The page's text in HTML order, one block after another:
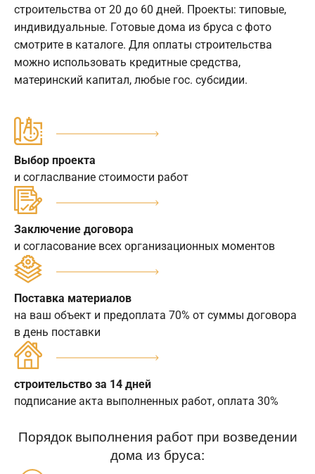
строительства от 20 до 60 дней. Проекты: типовые,
индивидуальные. Готовые дома из бруса с фото
смотрите в каталоге. Для оплаты строительства
можно использовать кредитные средства,
материнский капитал, любые гос. субсидии.
Выбор проекта
и согласлвание стоимости работ
Заключение договора
и согласование всех организационных моментов
Поставка материалов
на ваш объект и предоплата 70% от суммы договора
в день поставки
строительство за 14 дней
подписание акта выполненных работ, оплата 30%
Порядок выполнения работ при возведении
дома из бруса: